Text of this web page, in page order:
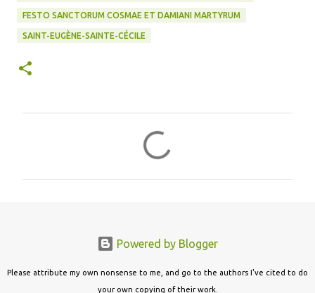
FESTO SANCTORUM COSMAE ET DAMIANI MARTYRUM
SAINT-EUGÈNE-SAINTE-CÉCILE
s
Powered by Blogger
Please attribute my own nonsense to me, and go to the authors I've cited to do
your own copying of their work.